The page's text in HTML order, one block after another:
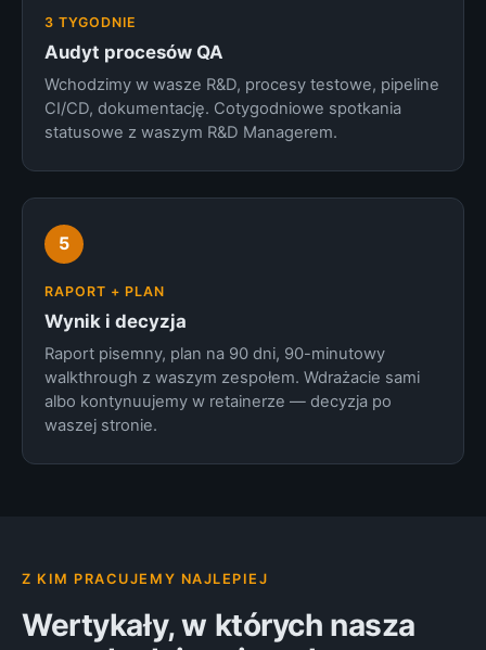
3 TYGODNIE
Audyt procesów QA
Wchodzimy w wasze R&D, procesy testowe, pipeline
CI/CD, dokumentację. Cotygodniowe spotkania
statusowe z waszym R&D Managerem.
5
RAPORT + PLAN
Wynik i decyzja
Raport pisemny, plan na 90 dni, 90-minutowy
walkthrough z waszym zespołem. Wdrażacie sami
albo kontynuujemy w retainerze — decyzja po
waszej stronie.
Z KIM PRACUJEMY NAJLEPIEJ
Wertykały, w których nasza